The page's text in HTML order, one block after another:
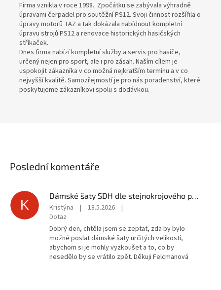
Firma vznikla v roce 1998. Zpočátku se zabývala výhradně
úpravami čerpadel pro soutěžní PS12. Svoji činnost rozšířila o
úpravy motorů TAZ a tak dokázala nabídnout kompletní
úpravu strojů PS12 a renovace historických hasičských
stříkaček.
Dnes firma nabízí kompletní služby a servis pro hasiče,
určený nejen pro sport, ale i pro zásah. Naším cílem je
uspokojit zákazníka v co možná nejkratším termínu a v co
nejvyšší kvalitě. Samozřejmostí je pro nás poradenství, které
poskytujeme zákazníkovi spolu s dodávkou.
Poslední komentáře
K
Dámské šaty SDH dle stejnokrojového předpisu
Kristýna | 18.5.2026
|
Dotaz
Dobrý den, chtěla jsem se zeptat, zda by bylo
možné poslat dámské šaty určitých velikostí,
abychom si je mohly vyzkoušet a to, co by
nesedělo by se vrátilo zpět. Děkuji Felcmanová